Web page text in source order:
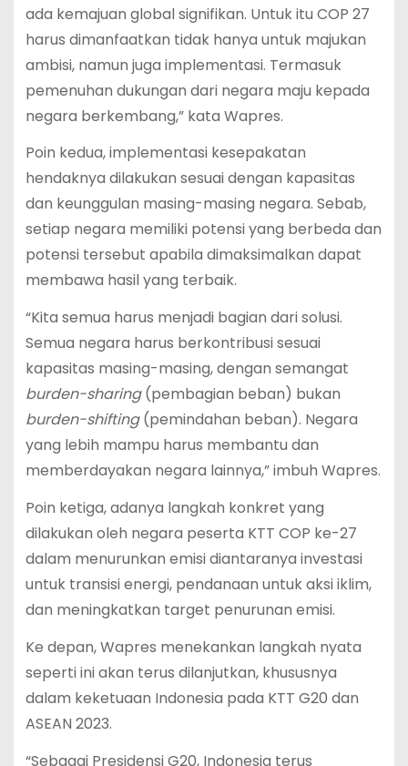
ada kemajuan global signifikan. Untuk itu COP 27
harus dimanfaatkan tidak hanya untuk majukan
ambisi, namun juga implementasi. Termasuk
pemenuhan dukungan dari negara maju kepada
negara berkembang,” kata Wapres.
Poin kedua, implementasi kesepakatan
hendaknya dilakukan sesuai dengan kapasitas
dan keunggulan masing-masing negara. Sebab,
setiap negara memiliki potensi yang berbeda dan
potensi tersebut apabila dimaksimalkan dapat
membawa hasil yang terbaik.
“Kita semua harus menjadi bagian dari solusi.
Semua negara harus berkontribusi sesuai
kapasitas masing-masing, dengan semangat
burden-sharing(pembagian beban) bukan
burden-shifting(pemindahan beban). Negara
yang lebih mampu harus membantu dan
memberdayakan negara lainnya,” imbuh Wapres.
Poin ketiga, adanya langkah konkret yang
dilakukan oleh negara peserta KTT COP ke-27
dalam menurunkan emisi diantaranya investasi
untuk transisi energi, pendanaan untuk aksi iklim,
dan meningkatkan target penurunan emisi.
Ke depan, Wapres menekankan langkah nyata
seperti ini akan terus dilanjutkan, khususnya
dalam keketuaan Indonesia pada KTT G20 dan
ASEAN 2023.
“Sebagai Presidensi G20, Indonesia terus